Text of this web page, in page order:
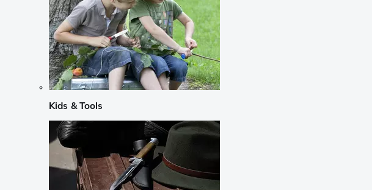
Kids & Tools